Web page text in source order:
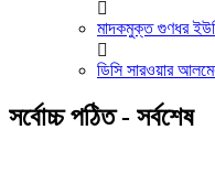
মাদকমুক্ত গুণধর
ডিসি সারওয়ার
সর্বোচ্চ পঠিত - সর্বশেষ